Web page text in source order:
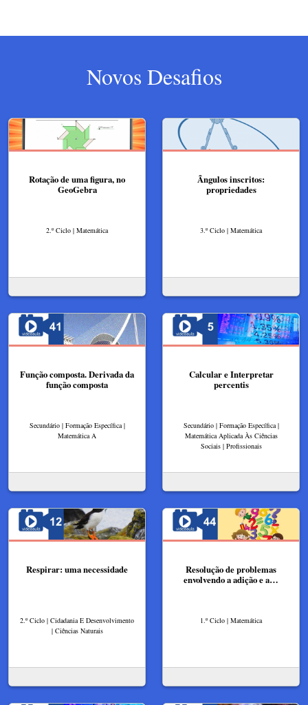
Novos Desafios
Rotação de uma figura, no
GeoGebra
2.º Ciclo | Matemática
Ângulos inscritos:
propriedades
3.º Ciclo | Matemática
Função composta. Derivada da
função composta
Secundário | Formação Específica |
Matemática A
Calcular e Interpretar
percentis
Secundário | Formação Específica |
Matemática Aplicada Às Ciências
Sociais | Profissionais
Respirar: uma necessidade
2.º Ciclo | Cidadania E Desenvolvimento
| Ciências Naturais
Resolução de problemas
envolvendo a adição e a…
1.º Ciclo | Matemática